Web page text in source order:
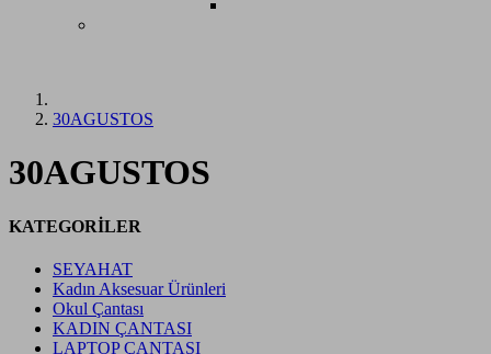
30AGUSTOS
30AGUSTOS
KATEGORİLER
SEYAHAT
Kadın Aksesuar Ürünleri
Okul Çantası
KADIN ÇANTASI
LAPTOP ÇANTASI